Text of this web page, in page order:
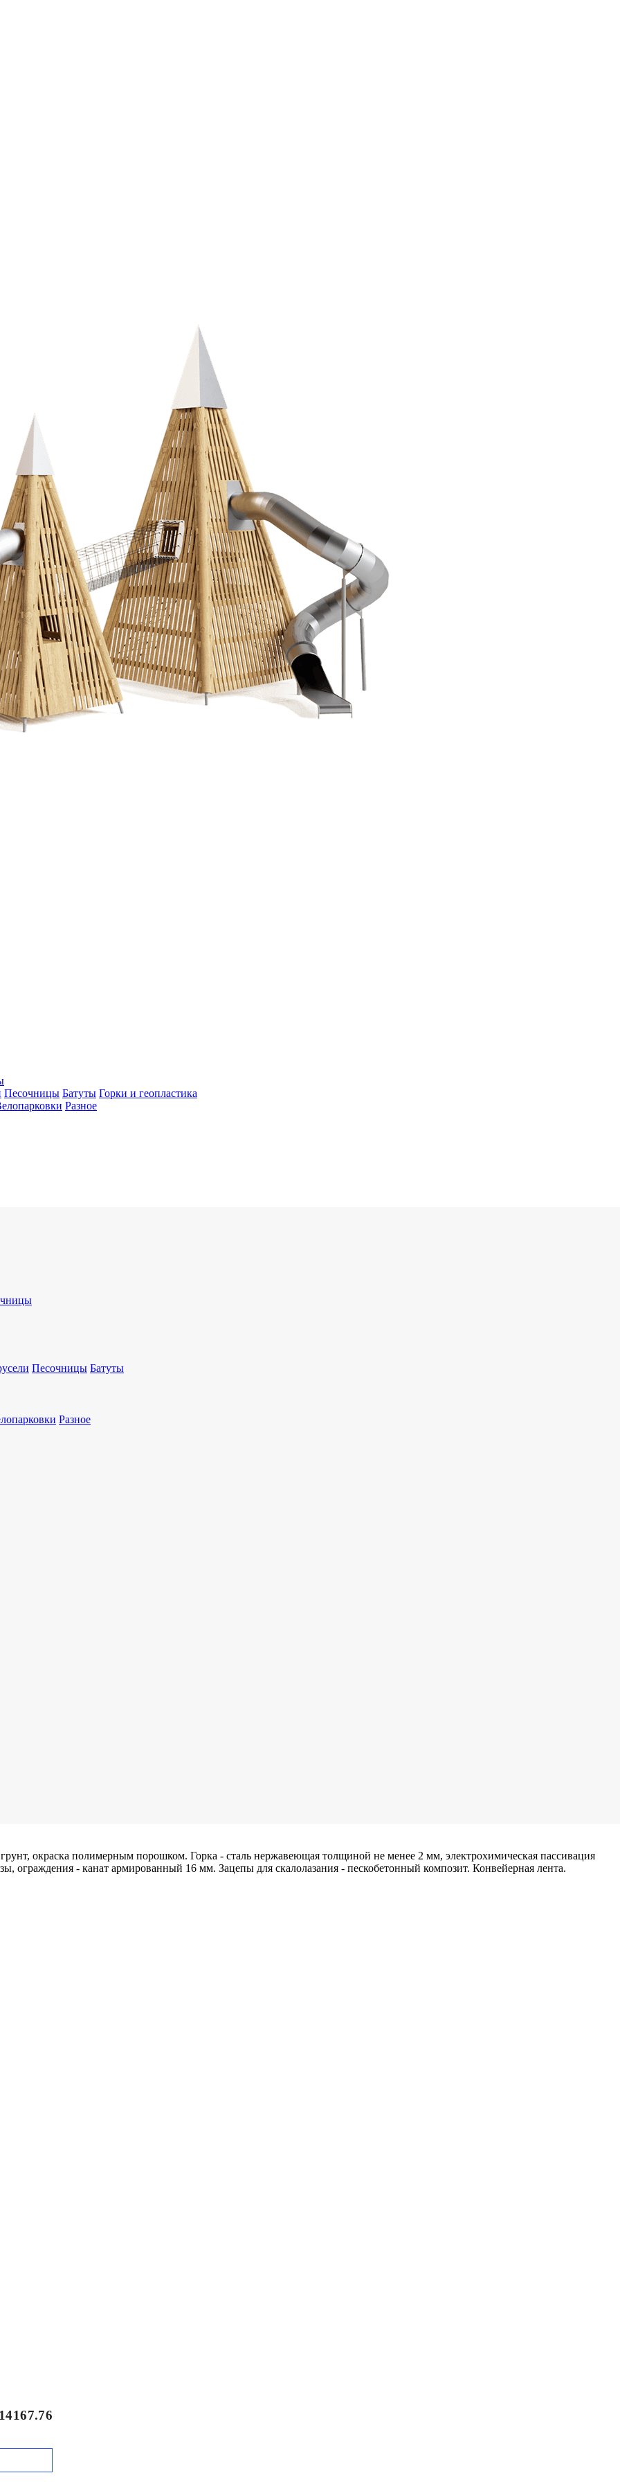
Песочницы Батуты Горки и геопластика
Разное
Песочницы Батуты
Разное
1 ELMAF 07601
окраска полимерным порошком. Горка - сталь нержавеющая толщиной не менее 2 мм, электрохимическая пассивация
ограждения - канат армированный 16 мм. Зацепы для скалолазания - пескобетонный композит. Конвейерная лента.